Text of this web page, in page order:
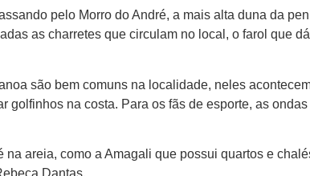
pelo Morro do André, a mais alta duna da
as charretes que circulam no local, o farol que
são bem comuns na localidade, neles
na costa. Para os fãs de esporte, as
areia, como a Amagali que possui quartos e
Dantas.